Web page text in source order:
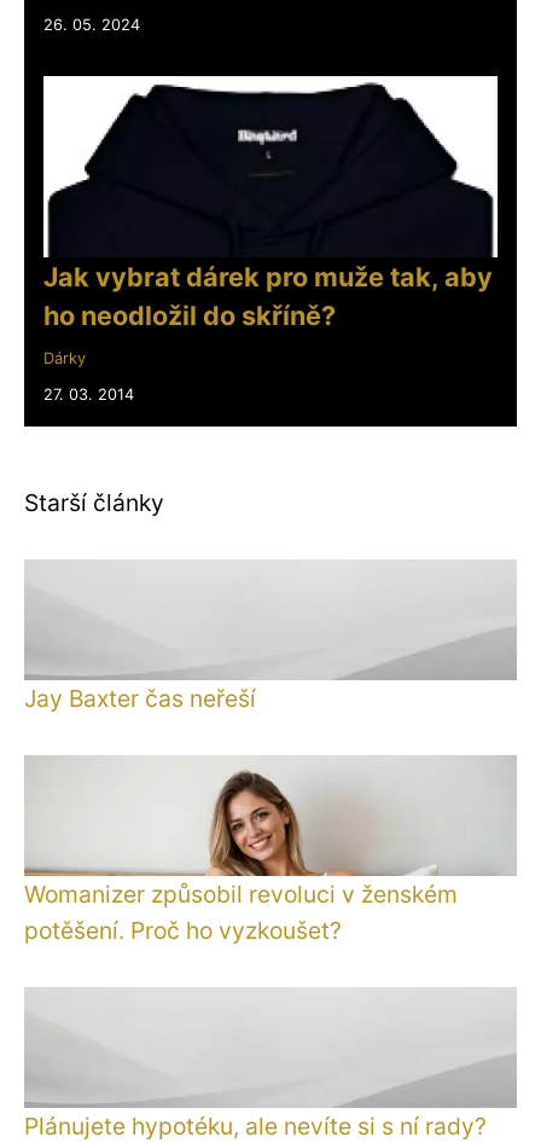
26. 05. 2024
Jak vybrat dárek pro muže tak, aby
ho neodložil do skříně?
Dárky
27. 03. 2014
Starší články
Jay Baxter čas neřeší
Womanizer způsobil revoluci v ženském
potěšení. Proč ho vyzkoušet?
Plánujete hypotéku, ale nevíte si s ní rady?